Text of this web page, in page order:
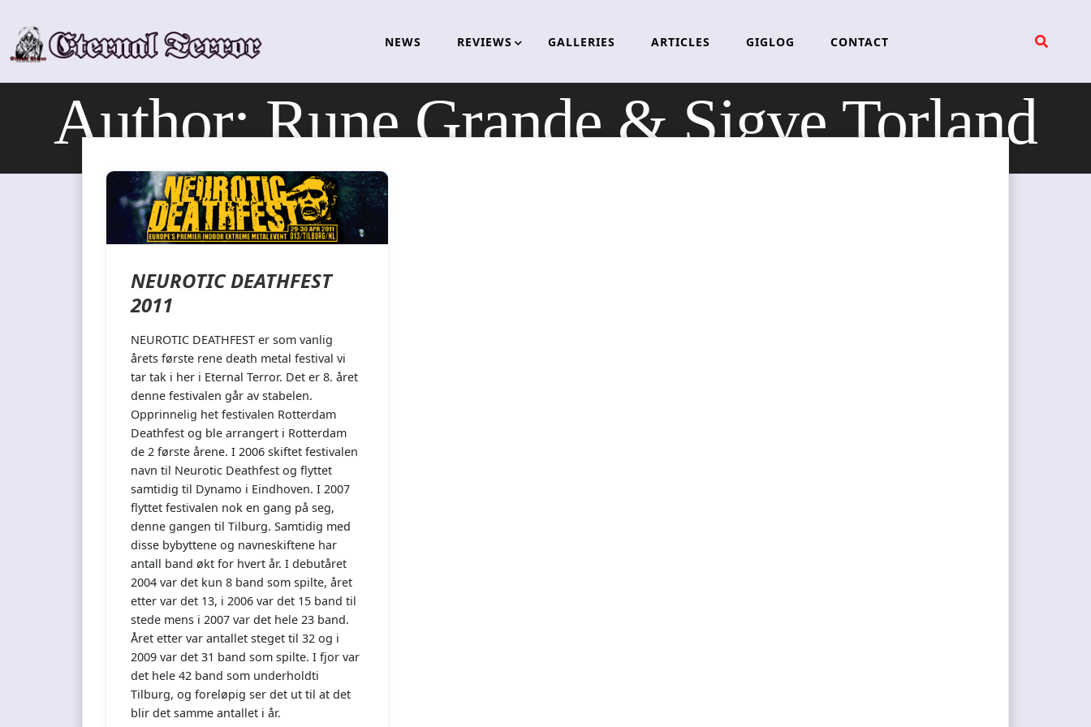
content
NEWS REVIEWS GALLERIES ARTICLES GIGLOG CONTACT
Author:Rune Grande & Sigve Torland
NEUROTIC DEATHFEST
2011
NEUROTIC DEATHFEST er som vanlig
årets første rene death metal festival vi
tar tak i her i Eternal Terror. Det er 8. året
denne festivalen går av stabelen.
Opprinnelig het festivalen Rotterdam
Deathfest og ble arrangert i Rotterdam
de 2 første årene. I 2006 skiftet festivalen
navn til Neurotic Deathfest og flyttet
samtidig til Dynamo i Eindhoven. I 2007
flyttet festivalen nok en gang på seg,
denne gangen til Tilburg. Samtidig med
disse bybyttene og navneskiftene har
antall band økt for hvert år. I debutåret
2004 var det kun 8 band som spilte, året
etter var det 13, i 2006 var det 15 band til
stede mens i 2007 var det hele 23 band.
Året etter var antallet steget til 32 og i
2009 var det 31 band som spilte. I fjor var
det hele 42 band som underholdti
Tilburg, og foreløpig ser det ut til at det
blir det samme antallet i år.